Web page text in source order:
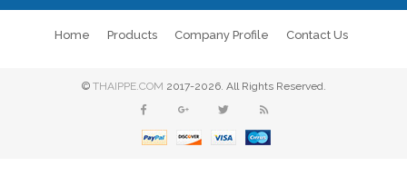
Home Products Company Profile Contact Us
© THAIPPE.COM 2017-2026. All Rights Reserved.